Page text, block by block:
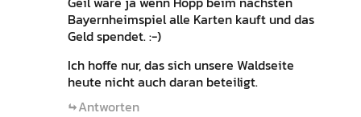
Bayernheimspiel alle Karten kauft und das
Geld spendet. :-)
Ich hoffe nur, das sich unsere Waldseite
heute nicht auch daran beteiligt.
Antworten